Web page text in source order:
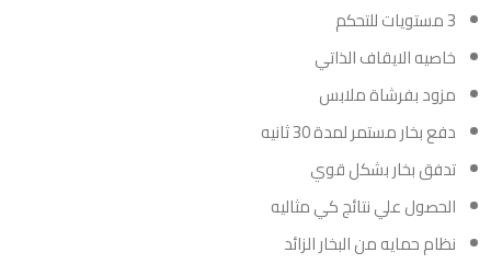
3 مستويات للتحكم
خاصيه الايقاف الذاتي
مزود بفرشاة ملابس
دفع بخار مستمر لمدة 30 ثانيه
تدفق بخار بشكل قوي
الحصول علي نتائج كي مثاليه
نظام حمايه من البخار الزائد